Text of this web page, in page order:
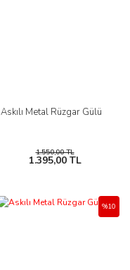
Askılı Metal Rüzgar Gülü
1.550,00 TL
1.395,00 TL
%10